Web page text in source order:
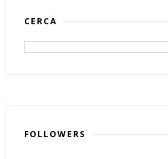
CERCA
FOLLOWERS